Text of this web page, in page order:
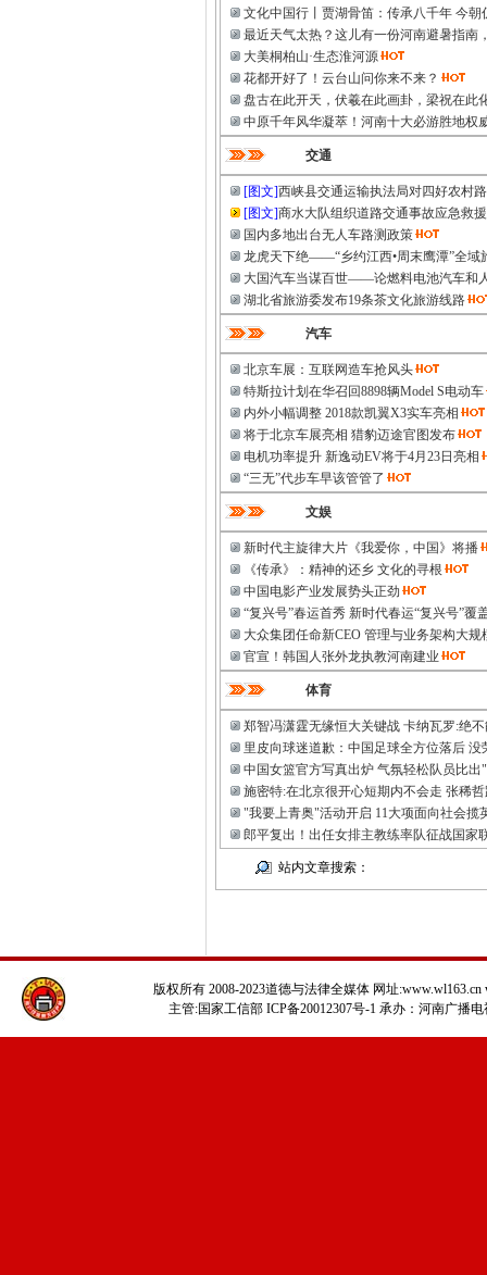
文化中国行丨贾湖骨笛：传承八千年 今朝
最近天气太热？这儿有一份河南避暑指南
大美桐柏山·生态淮河源
花都开好了！云台山问你来不来？
盘古在此开天，伏羲在此画卦，梁祝在此
中原千年风华凝萃！河南十大必游胜地权
交通
[图文]西峡县交通运输执法局对四好农村
[图文]商水大队组织道路交通事故应急救
国内多地出台无人车路测政策
龙虎天下绝——“乡约江西•周末鹰潭”全域
大国汽车当谋百世——论燃料电池汽车和
湖北省旅游委发布19条茶文化旅游线路
汽车
北京车展：互联网造车抢风头
特斯拉计划在华召回8898辆Model S电动车
内外小幅调整 2018款凯翼X3实车亮相
将于北京车展亮相 猎豹迈途官图发布
电机功率提升 新逸动EV将于4月23日亮相
“三无”代步车早该管管了
文娱
新时代主旋律大片《我爱你，中国》将播
《传承》：精神的还乡 文化的寻根
中国电影产业发展势头正劲
“复兴号”春运首秀 新时代春运“复兴号”覆
大众集团任命新CEO 管理与业务架构大规
官宣！韩国人张外龙执教河南建业
体育
郑智冯潇霆无缘恒大关键战 卡纳瓦罗:绝
里皮向球迷道歉：中国足球全方位落后 没
中国女篮官方写真出炉 气氛轻松队员比出
施密特:在北京很开心短期内不会走 张稀
"我要上青奥"活动开启 11大项面向社会揽
郎平复出！出任女排主教练率队征战国家
站内文章搜索：
版权所有 2008-2023道德与法律全媒体 网址:www.wl163.cn
主管:国家工信部 ICP备20012307号-1 承办：河南广播